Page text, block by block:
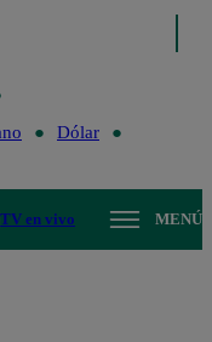
Dólar
TV en vivo MENÚ